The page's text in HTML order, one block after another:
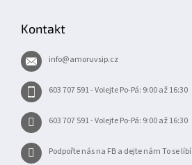
Kontakt
info@amoruvsip.cz
603 707 591 - Volejte Po-Pá: 9:00 až 16:30
603 707 591 - Volejte Po-Pá: 9:00 až 16:30
Podpořte nás na FB a dejte nám To se líbí